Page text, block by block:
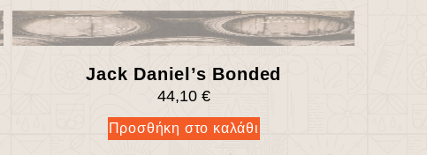
Jack Daniel’s Bonded
44,10 €
Προσθήκη στο καλάθι